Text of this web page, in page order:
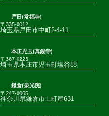
戸田(常福寺)
〒335-0012
埼玉県戸田市中町2-4-11
本庄児玉(真鏡寺)
〒367-0223
埼玉県本庄市児玉町塩谷88
鎌倉(泉光院)
〒247-0065
神奈川県鎌倉市上町屋631